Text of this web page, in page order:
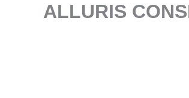
ALLURIS